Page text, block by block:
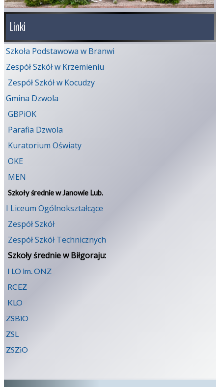
Linki
Szkoła Podstawowa w Branwi
Zespół Szkół w Krzemieniu
Zespół Szkół w Kocudzy
Gmina Dzwola
GBPiOK
Parafia Dzwola
Kuratorium Oświaty
OKE
MEN
Szkoły średnie w Janowie Lub.
I Liceum Ogólnokształcące
Zespół Szkół
Zespół Szkół Technicznych
Szkoły średnie w Biłgoraju:
I LO im. ONZ
RCEZ
KLO
ZSBiO
ZSL
ZSZiO